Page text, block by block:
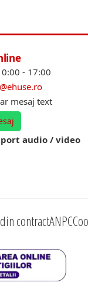
- 17:00
mesaj text
audio / video
contractANPC